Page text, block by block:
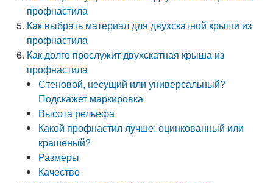
профнастила
Как выбрать материал для двухскатной крыши из
профнастила
Как долго прослужит двухскатная крыша из
профнастила
Стеновой, несущий или универсальный?
Подскажет маркировка
Высота рельефа
Какой профнастил лучше: оцинкованный или
крашеный?
Размеры
Качество